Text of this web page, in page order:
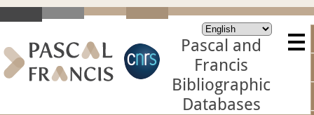
Pascal and
Francis
Bibliographic
Databases